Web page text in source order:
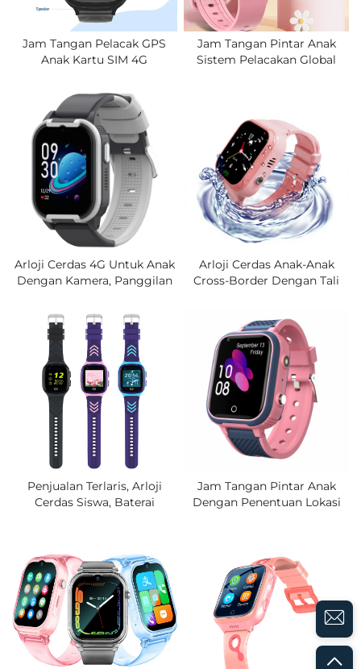
Jam Tangan Pelacak GPS
Anak Kartu SIM 4G
Layar LCD Tahan Air IP67
Tombol SOS Panggilan
Video Baterai Tahan 4 Hari
Jam Tangan Pintar Anak
Sistem Pelacakan Global
Dua Arah.
Arloji Cerdas 4G Untuk Anak
Dengan Kamera, Panggilan
Sistem Pelacakan Global,
WIFI, Detak Jantung, Arloji
Cerdas Untuk Anak
Arloji Cerdas Anak-Anak
Cross-Border Dengan Tali
Kompatibel Semua Jaringan,
Untuk Siswa
Penjualan Terlaris, Arloji
Cerdas Siswa, Baterai
IP67, Jam GPS Dengan
Pagar Elektronik, Peringatan
SOS
Jam Tangan Pintar Anak
Dengan Penentuan Lokasi
Global